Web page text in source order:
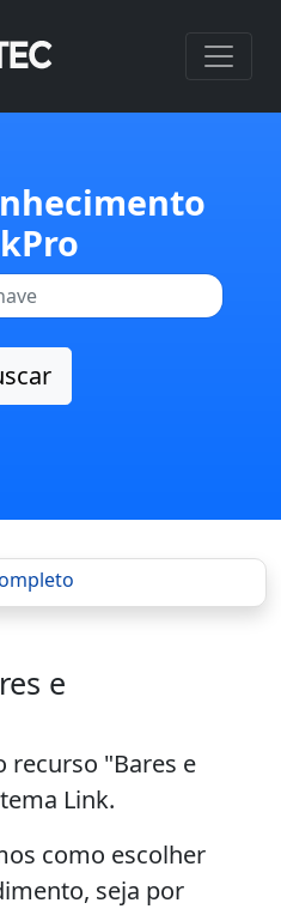
e
recurso "Bares e
Link.
como escolher
seja por